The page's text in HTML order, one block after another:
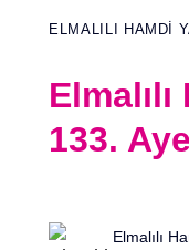
ELMALILI HAMDI
133.
Elmalılı